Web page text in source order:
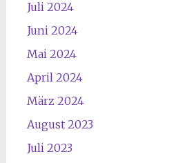
Juli 2024
Juni 2024
Mai 2024
April 2024
März 2024
August 2023
Juli 2023